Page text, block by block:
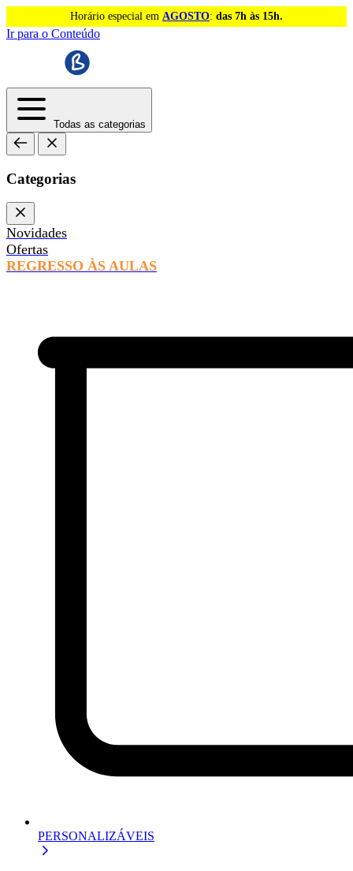
Horário especial em AGOSTO: das 7h às 15h.
Ir para o Conteúdo
Todas as categorias
Categorias
Novidades
Ofertas
REGRESSO ÀS AULAS
PERSONALIZÁVEIS